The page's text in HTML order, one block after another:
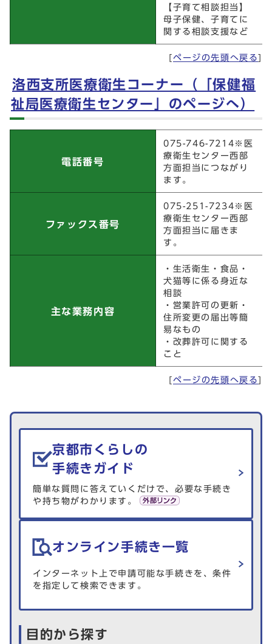
【子育て相談担当】
母子保健、子育てに
関する相談支援など
ページの先頭へ戻る
洛西支所医療衛生コーナー（「保健福
祉局医療衛生センター」のページへ）
ンター」のページへ）
電話番号
075-746-7214※医
療衛生センター西部
方面担当につながり
ます。
ファックス番号
075-251-7234※医
療衛生センター西部
方面担当に届きま
す。
主な業務内容
・生活衛生・食品・
犬猫等に係る身近な
相談
・営業許可の更新・
住所変更の届出等簡
易なもの
・改葬許可に関する
こと
ページの先頭へ戻る
生活情報を探す
京都市くらしの
手続きガイド
簡単な質問に答えていくだけで、必要な手続き
や持ち物がわかります。
オンライン手続き一覧
インターネット上で申請可能な手続きを、条件
を指定して検索できます。
目的から探す